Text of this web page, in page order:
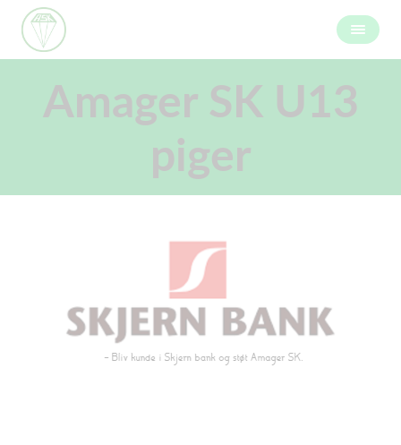
Amager SK U13
piger